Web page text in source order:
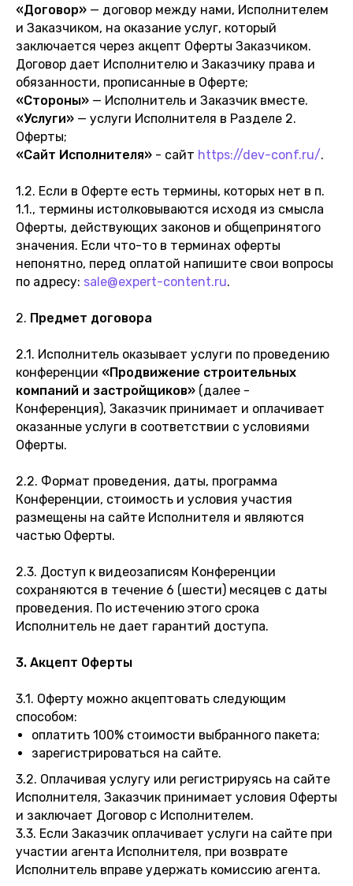
«Договор» — договор между нами, Исполнителем
и Заказчиком, на оказание услуг, который
заключается через акцепт Оферты Заказчиком.
Договор дает Исполнителю и Заказчику права и
обязанности, прописанные в Оферте;
«Стороны» — Исполнитель и Заказчик вместе.
«Услуги» — услуги Исполнителя в Разделе 2.
Оферты;
«Сайт Исполнителя» - сайт https://dev-conf.ru/.
1.2. Если в Оферте есть термины, которых нет в п.
1.1., термины истолковываются исходя из смысла
Оферты, действующих законов и общепринятого
значения. Если что-то в терминах оферты
непонятно, перед оплатой напишите свои вопросы
по адресу: sale@expert-content.ru.
2. Предмет договора
2.1. Исполнитель оказывает услуги по проведению
конференции «Продвижение строительных
компаний и застройщиков» (далее -
Конференция), Заказчик принимает и оплачивает
оказанные услуги в соответствии с условиями
Оферты.
2.2. Формат проведения, даты, программа
Конференции, стоимость и условия участия
размещены на сайте Исполнителя и являются
частью Оферты.
2.3. Доступ к видеозаписям Конференции
сохраняются в течение 6 (шести) месяцев с даты
проведения. По истечению этого срока
Исполнитель не дает гарантий доступа.
3. Акцепт Оферты
3.1. Оферту можно акцептовать следующим
способом:
оплатить 100% стоимости выбранного пакета;
зарегистрироваться на сайте.
3.2. Оплачивая услугу или регистрируясь на сайте
Исполнителя, Заказчик принимает условия Оферты
и заключает Договор с Исполнителем.
3.3. Если Заказчик оплачивает услуги на сайте при
участии агента Исполнителя, при возврате
Исполнитель вправе удержать комиссию агента.